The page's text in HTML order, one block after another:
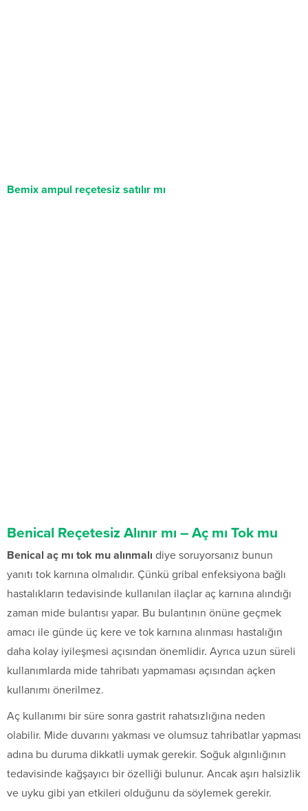
Bemix ampul reçetesiz satılır mı
Benical Reçetesiz Alınır mı – Aç mı Tok mu
Benical aç mı tok mu alınmalı diye soruyorsanız bunun
yanıtı tok karnına olmalıdır. Çünkü gribal enfeksiyona bağlı
hastalıkların tedavisinde kullanılan ilaçlar aç karnına alındığı
zaman mide bulantısı yapar. Bu bulantının önüne geçmek
amacı ile günde üç kere ve tok karnına alınması hastalığın
daha kolay iyileşmesi açısından önemlidir. Ayrıca uzun süreli
kullanımlarda mide tahribatı yapmaması açısından açken
kullanımı önerilmez.
Aç kullanımı bir süre sonra gastrit rahatsızlığına neden
olabilir. Mide duvarını yakması ve olumsuz tahribatlar yapması
adına bu duruma dikkatli uymak gerekir. Soğuk algınlığının
tedavisinde kağşayıcı bir özelliği bulunur. Ancak aşırı halsizlik
ve uyku gibi yan etkileri olduğunu da söylemek gerekir.